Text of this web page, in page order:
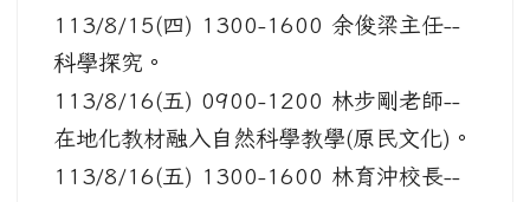
113/8/15(四) 1300-1600 余俊梁主任--
科學探究。
113/8/16(五) 0900-1200 林步剛老師--
在地化教材融入自然科學教學(原民文化)。
113/8/16(五) 1300-1600 林育沖校長--